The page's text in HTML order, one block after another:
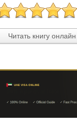
Читать книгу